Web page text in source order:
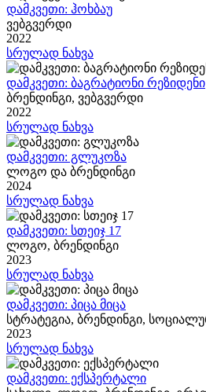
დამკვეთი: ჰოხბაუ
ვებგვერდი
2022
სრულად ნახვა
დამკვეთი: ბაგრატიონი რეზიდენი
ბრენდინგი, ვებგვერდი
2022
სრულად ნახვა
დამკვეთი: გლუკოზა
ლოგო და ბრენდინგი
2024
სრულად ნახვა
დამკვეთი: სთეიჯ 17
ლოგო, ბრენდინგი
2023
სრულად ნახვა
დამკვეთი: პიცა მიცა
სტრატეგია, ბრენდინგი,
2023
სრულად ნახვა
დამკვეთი: ექსპერტალი